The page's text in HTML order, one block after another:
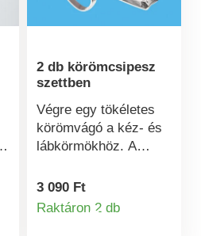
2 db körömcsipesz
szettben
Végre egy tökéletes
körömvágó a kéz- és
lábkörmökhöz. A
nyélnek köszönhetően
könnyen kézben
3 090 Ft
Raktáron 2 db